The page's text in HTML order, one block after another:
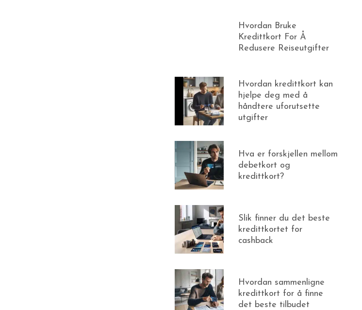
Hvordan Bruke
Kredittkort For Å
Redusere Reiseutgifter
Hvordan kredittkort kan
hjelpe deg med å
håndtere uforutsette
utgifter
Hva er forskjellen mellom
debetkort og
kredittkort?
Slik finner du det beste
kredittkortet for
cashback
Hvordan sammenligne
kredittkort for å finne
det beste tilbudet